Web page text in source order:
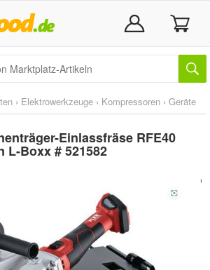
› Elektrowerkzeuge › Kompressoren › Geräte
Einlassfräse RFE40
L-Boxx # 521582